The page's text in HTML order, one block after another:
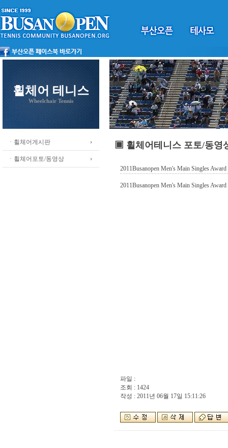
휠체어 테니스
Wheelchair Tennis
ㆍ휠체어게시판
ㆍ휠체어포토/동영상
▣ 휠체어테니스 포토/동
2011Busanopen Men's Main Singles Award
2011Busanopen Men's Main Singles
파일 :
조회 : 1424
작성 : 2011년 06월 17일 15:11:26